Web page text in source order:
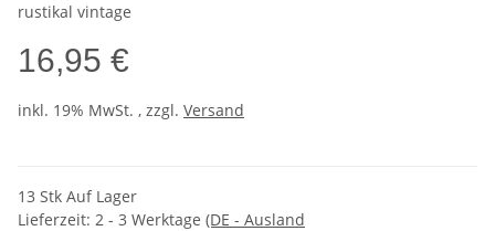
rustikal vintage
16,95 €
inkl. 19% MwSt. , zzgl. Versand
13 Stk Auf Lager
Lieferzeit: 2 - 3 Werktage (DE - Ausland